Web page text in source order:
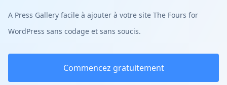
A Press Gallery facile à ajouter à votre site The Fours for
WordPress sans codage et sans soucis.
Commencez gratuitement